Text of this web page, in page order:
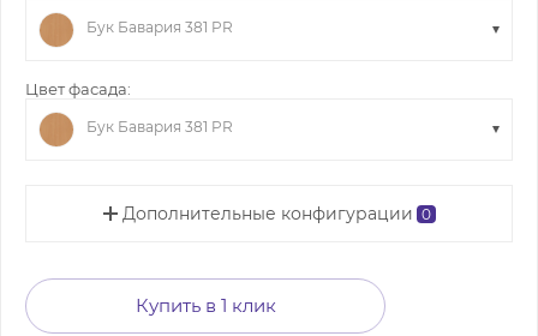
Бук Бавария 381 PR
Цвет фасада:
Бук Бавария 381 PR
Дополнительные конфигурации 0
Купить в 1 клик